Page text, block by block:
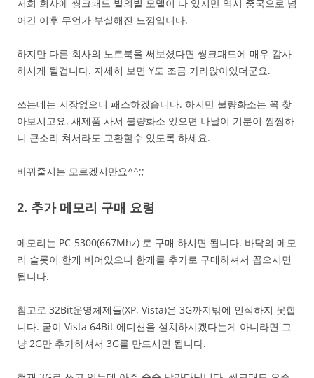
저희 회사에 씽크패드 별의별 모델이 다 있지만 역시 중국으로 넘
어간 이후 무언가 부실해진 느낌입니다.
하지만 다른 회사의 노트북을 써보셨다면 씽크패드에 매우 감사
하시게 될겁니다. 자세히 보면 Y도 조금 가라앉아있더군요.
쓰는데는 지장없으니 패스하겠습니다. 하지만 불량화소는 꼭 찾
아보시고요, 새제품 사서 불량화소 있으면 나날이 기분이 찜찜하
니 큰소리 쳐서라도 교환할수 있도록 하세요.
바꿔줄지는 모르겠지만요^^;;
2. 추가 메모리 구매 요령
메모리는 PC-5300(667Mhz) 로 구매 하시면 됩니다. 바닥의 메모
리 슬롯이 한개 비어있으니 한개를 추가로 구매하셔서 꼽으시면
됩니다.
참고로 32Bit운영체제들(XP, Vista)은 3G까지밖에 인식하지 못합
니다. 굳이 Vista 64Bit 에디션을 설치하시겠다는게 아니라면 그
냥 2G만 추가하셔서 3G를 만드시면 됩니다.